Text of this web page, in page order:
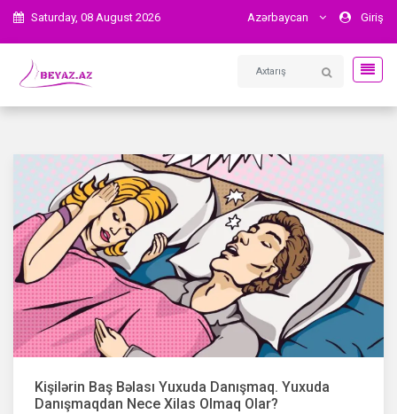
Saturday, 08 August 2026 Azərbaycan Giriş
Kişilərin Baş Bəlası Yuxuda Danışmaq. Yuxuda
Danışmaqdan Nece Xilas Olmaq Olar?